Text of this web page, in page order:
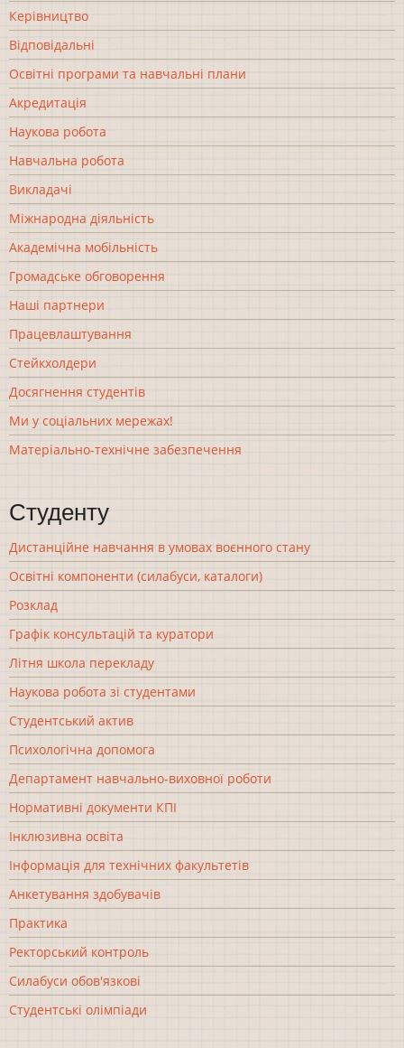
Керівництво
Відповідальні
Освітні програми та навчальні плани
Акредитація
Наукова робота
Навчальна робота
Викладачі
Міжнародна діяльність
Академічна мобільність
Громадське обговорення
Наші партнери
Працевлаштування
Стейкхолдери
Досягнення студентів
Ми у соціальних мережах!
Матеріально-технічне забезпечення
Студенту
Дистанційне навчання в умовах воєнного стану
Освітні компоненти (силабуси, каталоги)
Розклад
Графік консультацій та куратори
Літня школа перекладу
Наукова робота зі студентами
Студентський актив
Психологічна допомога
Департамент навчально-виховної роботи
Нормативні документи КПІ
Інклюзивна освіта
Інформація для технічних факультетів
Анкетування здобувачів
Практика
Ректорський контроль
Силабуси обов'язкові
Студентські олімпіади